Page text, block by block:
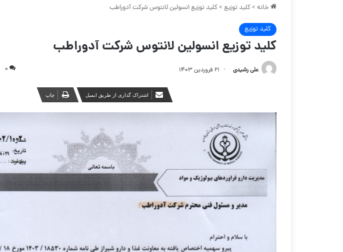
خانه >کلید توزیع >کلید توزیع انسولین لانتوس شرکت آدوراطب
کلید توزیع
کلید توزیع انسولین لانتوس شرکت آدوراطب
علی رشیدی ۲۱ فروردین ۱۴۰۳ ۰
اشتراک گذاری از طریق ایمیل چاپ